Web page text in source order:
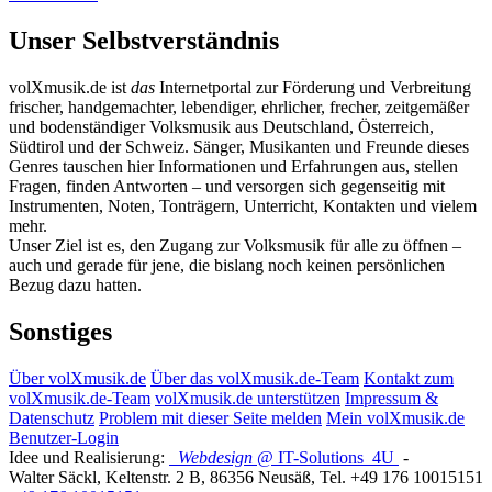
Unser Selbstverständnis
volXmusik.de ist das Internetportal zur Förderung und Verbreitung
frischer, handgemachter, lebendiger, ehrlicher, frecher, zeitgemäßer
und bodenständiger Volksmusik aus Deutschland, Österreich,
Südtirol und der Schweiz. Sänger, Musikanten und Freunde dieses
Genres tauschen hier Informationen und Erfahrungen aus, stellen
Fragen, finden Antworten – und versorgen sich gegenseitig mit
Instrumenten, Noten, Tonträgern, Unterricht, Kontakten und vielem
mehr.
Unser Ziel ist es, den Zugang zur Volksmusik für alle zu öffnen –
auch und gerade für jene, die bislang noch keinen persönlichen
Bezug dazu hatten.
Sonstiges
Über volXmusik.de Über das volXmusik.de-Team Kontakt zum
volXmusik.de-Team volXmusik.de unterstützen Impressum &
Datenschutz Problem mit dieser Seite melden Mein volXmusik.de
Benutzer-Login
Idee und Realisierung:
Webdesign @ IT-Solutions 4U -
Walter Säckl, Keltenstr. 2 B, 86356 Neusäß, Tel. +49 176 10015151